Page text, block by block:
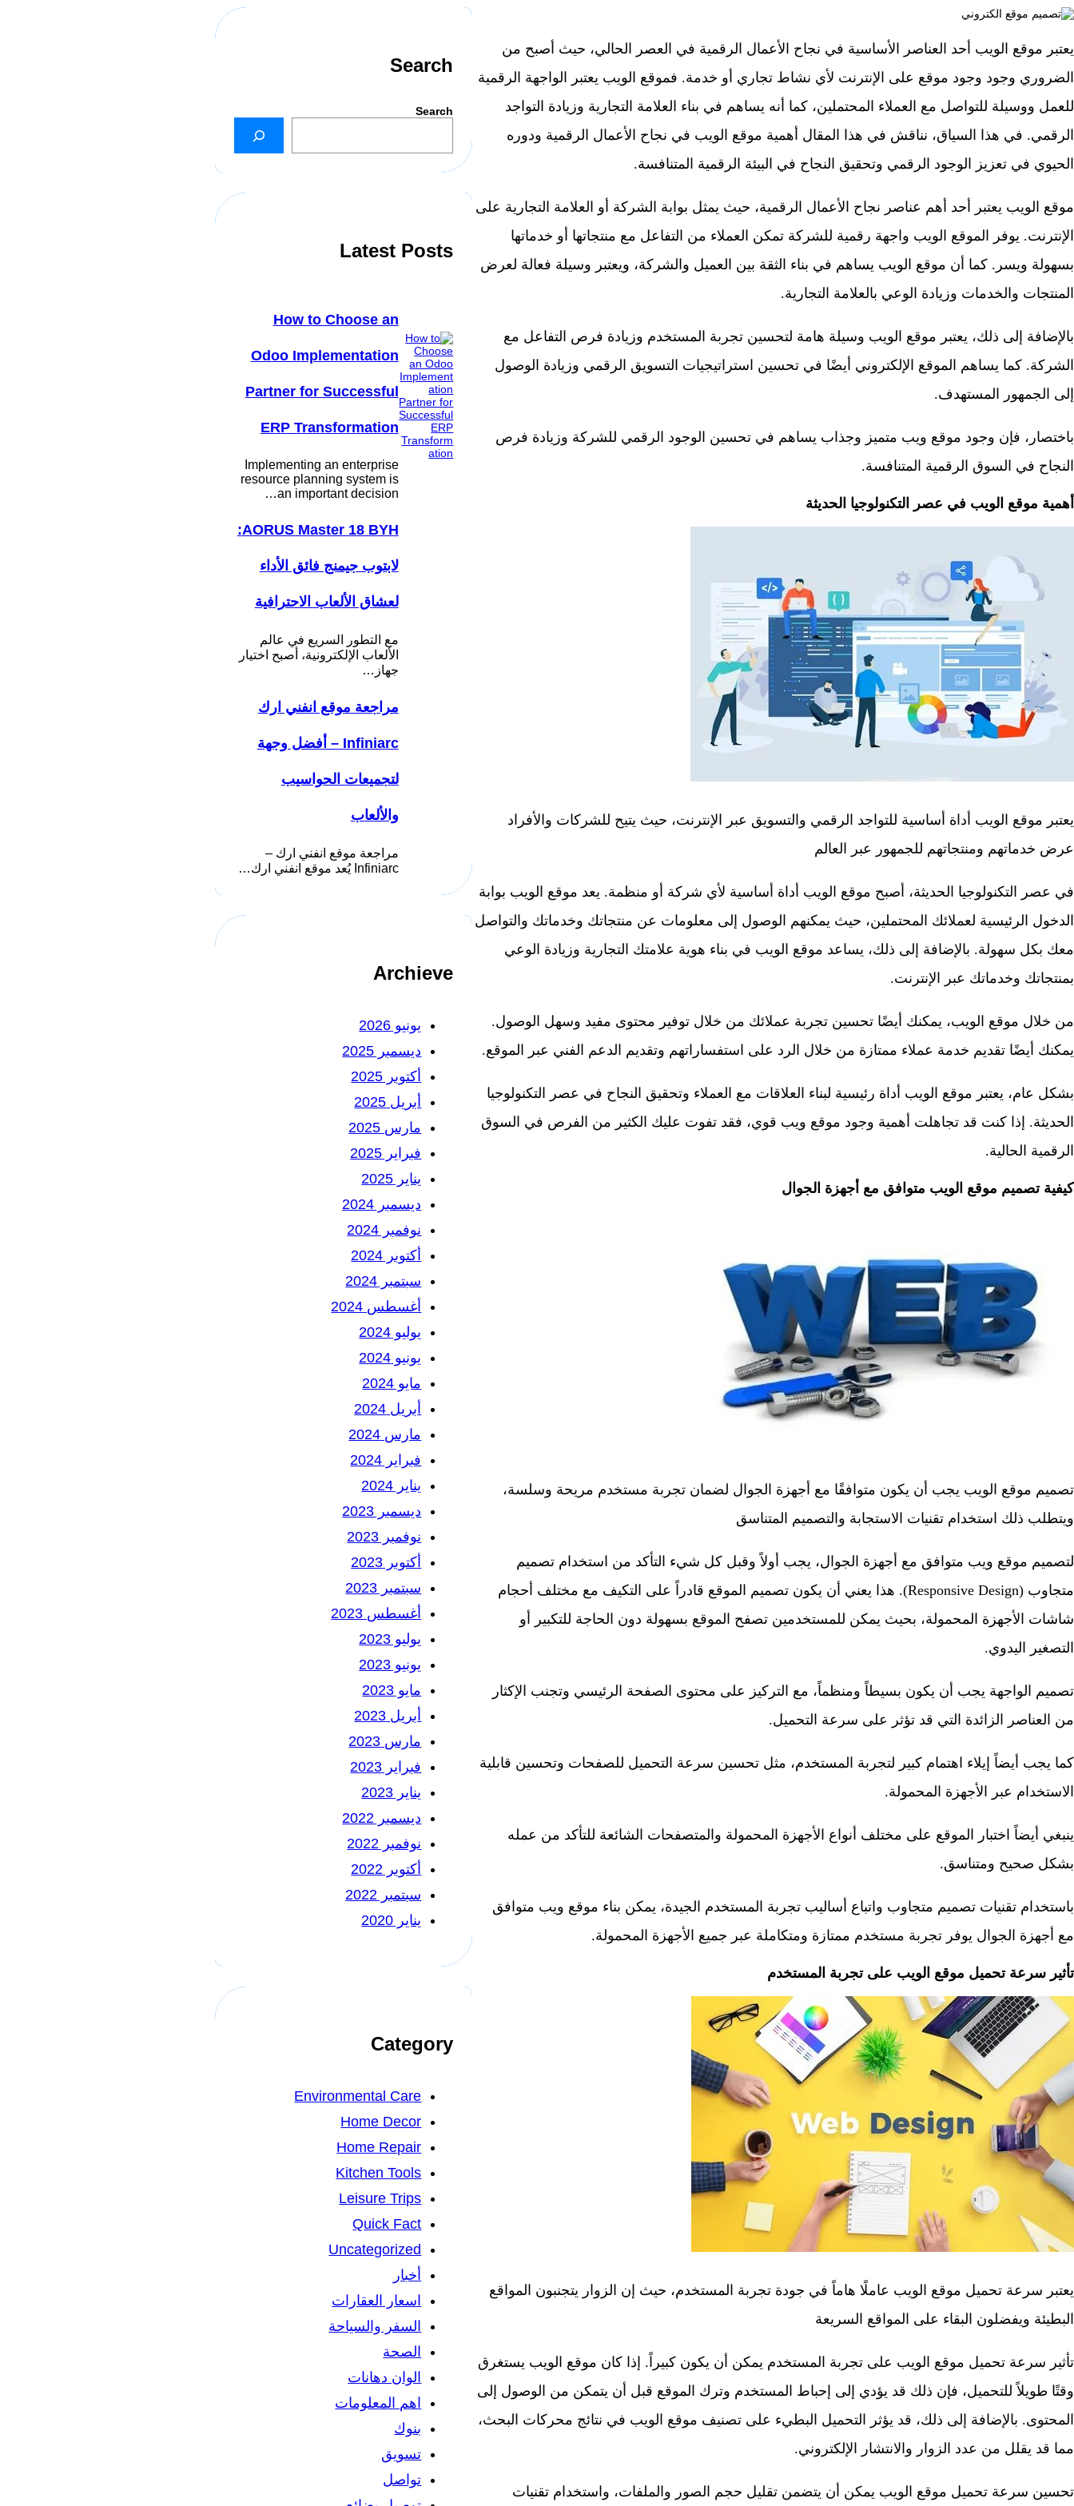
يعتبر موقع الويب أحد العناصر الأساسية في نجاح الأعمال الرقمية في العصر الحالي، حيث أصبح من
الضروري وجود وجود موقع على الإنترنت لأي نشاط تجاري أو خدمة. فموقع الويب يعتبر الواجهة الرقمية
للعمل ووسيلة للتواصل مع العملاء المحتملين، كما أنه يساهم في بناء العلامة التجارية وزيادة التواجد
الرقمي. في هذا السياق، نناقش في هذا المقال أهمية موقع الويب في نجاح الأعمال الرقمية ودوره
الحيوي في تعزيز الوجود الرقمي وتحقيق النجاح في البيئة الرقمية المتنافسة.
موقع الويب يعتبر أحد أهم عناصر نجاح الأعمال الرقمية، حيث يمثل بوابة الشركة أو العلامة التجارية على
الإنترنت. يوفر الموقع الويب واجهة رقمية للشركة تمكن العملاء من التفاعل مع منتجاتها أو خدماتها
بسهولة ويسر. كما أن موقع الويب يساهم في بناء الثقة بين العميل والشركة، ويعتبر وسيلة فعالة لعرض
المنتجات والخدمات وزيادة الوعي بالعلامة التجارية.
بالإضافة إلى ذلك، يعتبر موقع الويب وسيلة هامة لتحسين تجربة المستخدم وزيادة فرص التفاعل مع
الشركة. كما يساهم الموقع الإلكتروني أيضًا في تحسين استراتيجيات التسويق الرقمي وزيادة الوصول
إلى الجمهور المستهدف.
باختصار، فإن وجود موقع ويب متميز وجذاب يساهم في تحسين الوجود الرقمي للشركة وزيادة فرص
النجاح في السوق الرقمية المتنافسة.
أهمية موقع الويب في عصر التكنولوجيا الحديثة
يعتبر موقع الويب أداة أساسية للتواجد الرقمي والتسويق عبر الإنترنت، حيث يتيح للشركات والأفراد
عرض خدماتهم ومنتجاتهم للجمهور عبر العالم
في عصر التكنولوجيا الحديثة، أصبح موقع الويب أداة أساسية لأي شركة أو منظمة. يعد موقع الويب بوابة
الدخول الرئيسية لعملائك المحتملين، حيث يمكنهم الوصول إلى معلومات عن منتجاتك وخدماتك والتواصل
معك بكل سهولة. بالإضافة إلى ذلك، يساعد موقع الويب في بناء هوية علامتك التجارية وزيادة الوعي
بمنتجاتك وخدماتك عبر الإنترنت.
من خلال موقع الويب، يمكنك أيضًا تحسين تجربة عملائك من خلال توفير محتوى مفيد وسهل الوصول.
يمكنك أيضًا تقديم خدمة عملاء ممتازة من خلال الرد على استفساراتهم وتقديم الدعم الفني عبر الموقع.
بشكل عام، يعتبر موقع الويب أداة رئيسية لبناء العلاقات مع العملاء وتحقيق النجاح في عصر التكنولوجيا
الحديثة. إذا كنت قد تجاهلت أهمية وجود موقع ويب قوي، فقد تفوت عليك الكثير من الفرص في السوق
الرقمية الحالية.
كيفية تصميم موقع الويب متوافق مع أجهزة الجوال
تصميم موقع الويب يجب أن يكون متوافقًا مع أجهزة الجوال لضمان تجربة مستخدم مريحة وسلسة،
ويتطلب ذلك استخدام تقنيات الاستجابة والتصميم المتناسق
لتصميم موقع ويب متوافق مع أجهزة الجوال، يجب أولاً وقبل كل شيء التأكد من استخدام تصميم
متجاوب (Responsive Design). هذا يعني أن يكون تصميم الموقع قادراً على التكيف مع مختلف أحجام
شاشات الأجهزة المحمولة، بحيث يمكن للمستخدمين تصفح الموقع بسهولة دون الحاجة للتكبير أو
التصغير اليدوي.
تصميم الواجهة يجب أن يكون بسيطاً ومنظماً، مع التركيز على محتوى الصفحة الرئيسي وتجنب الإكثار
من العناصر الزائدة التي قد تؤثر على سرعة التحميل.
كما يجب أيضاً إيلاء اهتمام كبير لتجربة المستخدم، مثل تحسين سرعة التحميل للصفحات وتحسين قابلية
الاستخدام عبر الأجهزة المحمولة.
ينبغي أيضاً اختبار الموقع على مختلف أنواع الأجهزة المحمولة والمتصفحات الشائعة للتأكد من عمله
بشكل صحيح ومتناسق.
باستخدام تقنيات تصميم متجاوب واتباع أساليب تجربة المستخدم الجيدة، يمكن بناء موقع ويب متوافق
مع أجهزة الجوال يوفر تجربة مستخدم ممتازة ومتكاملة عبر جميع الأجهزة المحمولة.
تأثير سرعة تحميل موقع الويب على تجربة المستخدم
يعتبر سرعة تحميل موقع الويب عاملًا هاماً في جودة تجربة المستخدم، حيث إن الزوار يتجنبون المواقع
البطيئة ويفضلون البقاء على المواقع السريعة
تأثير سرعة تحميل موقع الويب على تجربة المستخدم يمكن أن يكون كبيراً. إذا كان موقع الويب يستغرق
وقتًا طويلاً للتحميل، فإن ذلك قد يؤدي إلى إحباط المستخدم وترك الموقع قبل أن يتمكن من الوصول إلى
المحتوى. بالإضافة إلى ذلك، قد يؤثر التحميل البطيء على تصنيف موقع الويب في نتائج محركات البحث،
مما قد يقلل من عدد الزوار والانتشار الإلكتروني.
تحسين سرعة تحميل موقع الويب يمكن أن يتضمن تقليل حجم الصور والملفات، واستخدام تقنيات
Search
Search
Latest Posts
How to Choose an
Odoo Implementation
Partner for Successful
ERP Transformation
Implementing an enterprise
resource planning system is
an important decision…
AORUS Master 18 BYH:
لابتوب جيمنج فائق الأداء
لعشاق الألعاب الاحترافية
مع التطور السريع في عالم
الألعاب الإلكترونية، أصبح اختيار
جهاز…
مراجعة موقع انفني ارك
Infiniarc – أفضل وجهة
لتجميعات الحواسيب
والألعاب
مراجعة موقع انفني ارك –
Infiniarc يُعد موقع انفني ارك…
Archieve
يونيو 2026
ديسمبر 2025
أكتوبر 2025
أبريل 2025
مارس 2025
فبراير 2025
يناير 2025
ديسمبر 2024
نوفمبر 2024
أكتوبر 2024
سبتمبر 2024
أغسطس 2024
يوليو 2024
يونيو 2024
مايو 2024
أبريل 2024
مارس 2024
فبراير 2024
يناير 2024
ديسمبر 2023
نوفمبر 2023
أكتوبر 2023
سبتمبر 2023
أغسطس 2023
يوليو 2023
يونيو 2023
مايو 2023
أبريل 2023
مارس 2023
فبراير 2023
يناير 2023
ديسمبر 2022
نوفمبر 2022
أكتوبر 2022
سبتمبر 2022
يناير 2020
Category
Environmental Care
Home Decor
Home Repair
Kitchen Tools
Leisure Trips
Quick Fact
Uncategorized
أخبار
اسعار العقارات
السفر والسياحة
الصحة
الوان دهانات
اهم المعلومات
بنوك
تسويق
تواصل